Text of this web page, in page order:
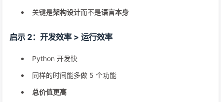
关键是架构设计而不是语言本身
启示 2：开发效率 > 运行效率
Python 开发快
同样的时间能多做 5 个功能
总价值更高